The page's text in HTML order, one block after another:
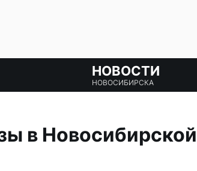
НОВОСТИ
НОВОСИБИРСКА
в Новосибирской